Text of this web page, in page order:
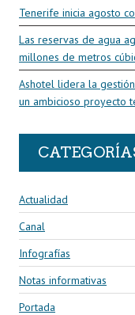
Tenerife inicia agosto
Las reservas de agua
millones de metros
Ashotel lidera la
un ambicioso proyecto
Actualidad
Canal
Infografías
Notas informativas
Portada